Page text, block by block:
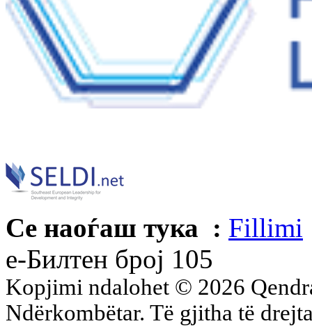
Се наоѓаш тука : Fillimi
е-Билтен број 105
Kopjimi ndalohet © 2026
Ndërkombëtar. Të gjitha të